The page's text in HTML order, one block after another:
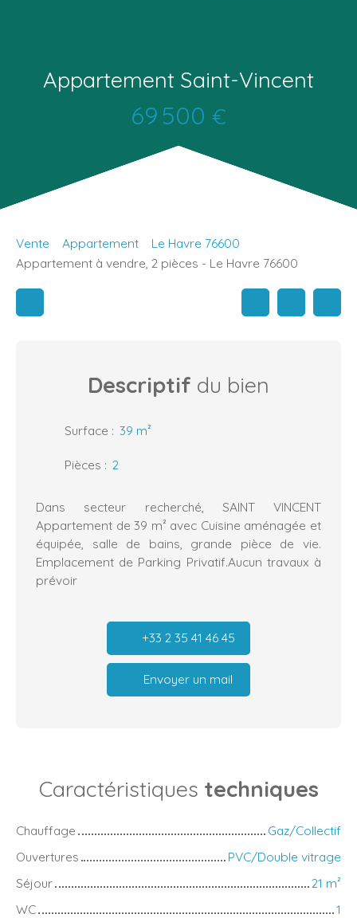
Appartement Saint-Vincent
69 500 €
Vente Appartement
Le Havre 76600
Appartement à vendre, 2 pièces - Le Havre 76600
Descriptif du bien
Surface : 39 m²
Pièces : 2
Dans secteur recherché, SAINT VINCENT
Appartement de 39 m² avec Cuisine aménagée et
équipée, salle de bains, grande pièce de vie.
Emplacement de Parking Privatif.Aucun travaux à
prévoir
+33 2 35 41 46 45
Envoyer un mail
Caractéristiques techniques
Chauffage
Gaz/Collectif
Ouvertures
PVC/Double vitrage
Séjour
21 m²
WC
1